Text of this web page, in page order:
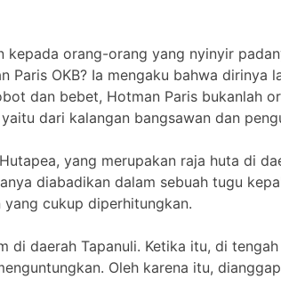
kepada orang-orang yang nyinyir
Paris OKB? Ia mengaku bahwa dirinya
dan bebet, Hotman Paris bukanlah
dari kalangan bangsawan dan
yang merupakan raja huta di
diabadikan dalam sebuah tugu
cukup diperhitungkan.
di daerah Tapanuli. Ketika itu, di
Oleh karena itu,